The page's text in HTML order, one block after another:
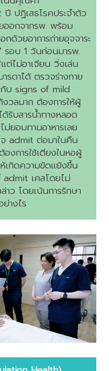
ปฏิเสธโรคประจำตัว
ออกจากรพ. พร้อม
ด้วยอาการถ่ายอุจจาระ
รอบ 1 วันก่อนมารพ.
ต่ไม่อาเจียน วิ่งเล่น
ดาได้ ตรวจร่างกาย
signs of mild
วลมาก ต้องการให้ผู้
รับสารน้ำทางหลอด
ยอมทานอาหารเลย
admit ต่อมาในคืน
งการใช้เตียงในหอผู้
เกิดความขัดแย้งขึ้น
admit เคสโดยไม่
ว โดยเน้นการรักษา
างไร